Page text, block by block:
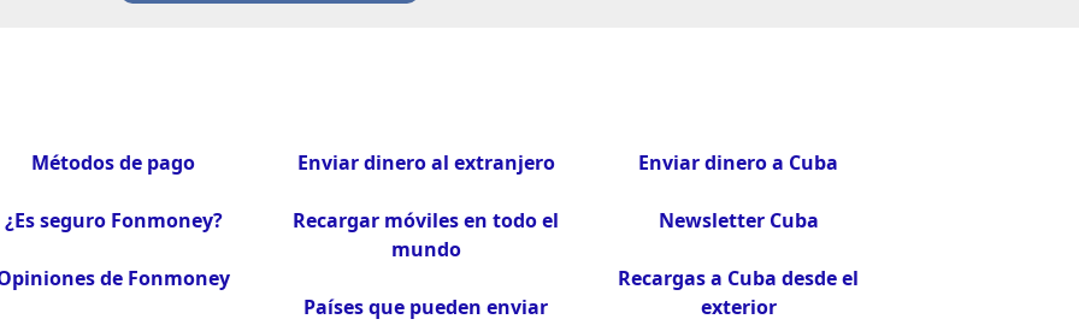
Métodos de pago
¿Es seguro Fonmoney?
de Fonmoney
Enviar dinero al extranjero
Recargar móviles en todo el
mundo
Países que pueden enviar
Enviar dinero a Cuba
Newsletter Cuba
Recargas a Cuba desde el
exterior